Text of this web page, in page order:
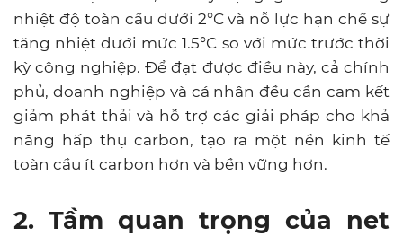
nhiệt độ toàn cầu dưới 2°C và nỗ lực hạn chế sự
tăng nhiệt dưới mức 1.5°C so với mức trước thời
kỳ công nghiệp. Để đạt được điều này, cả chính
phủ, doanh nghiệp và cá nhân đều cần cam kết
giảm phát thải và hỗ trợ các giải pháp cho khả
năng hấp thụ carbon, tạo ra một nền kinh tế
toàn cầu ít carbon hơn và bền vững hơn.
2. Tầm quan trọng của net